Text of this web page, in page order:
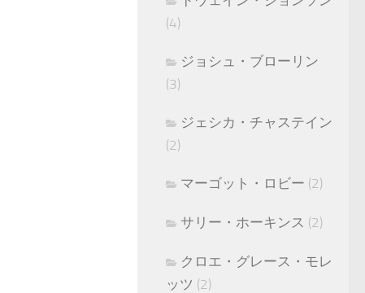
(4)
ジョシュ・ブローリン
(3)
ジェシカ・チャステイン
(2)
マーゴット・ロビー (2)
サリー・ホーキンス (2)
クロエ・グレース・モレ
ッツ (2)